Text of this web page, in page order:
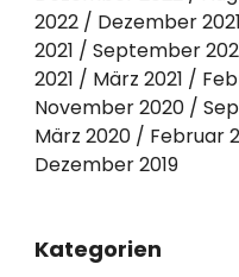
2022
Dezember 2021
2021
September
2021
März 2021
November 2020
März 2020
Februar
Dezember 2019
Kategorien